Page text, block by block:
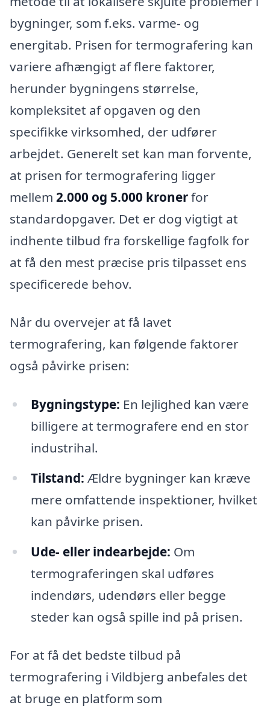
bygninger, som f.eks. varme- og
energitab. Prisen for termografering kan
variere afhængigt af flere faktorer,
herunder bygningens størrelse,
kompleksitet af opgaven og den
specifikke virksomhed, der udfører
arbejdet. Generelt set kan man forvente,
at prisen for termografering ligger
mellem 2.000 og 5.000 kronerfor
standardopgaver. Det er dog vigtigt at
indhente tilbud fra forskellige fagfolk for
at få den mest præcise pris tilpasset ens
specificerede behov.
Når du overvejer at få lavet
termografering, kan følgende faktorer
også påvirke prisen:
Bygningstype: En lejlighed kan være
billigere at termografere end en stor
industrihal.
Tilstand: Ældre bygninger kan kræve
mere omfattende inspektioner, hvilket
kan påvirke prisen.
Ude- eller indearbejde: Om
termograferingen skal udføres
indendørs, udendørs eller begge
steder kan også spille ind på prisen.
For at få det bedste tilbud på
termografering i Vildbjerg anbefales det
at bruge en platform som